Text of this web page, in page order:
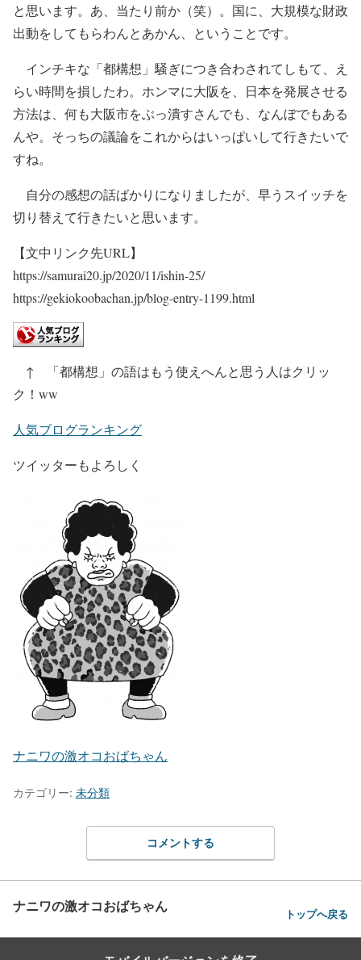
と思います。あ、当たり前か（笑）。国に、大規模な財政
出動をしてもらわんとあかん、ということです。
インチキな「都構想」騒ぎにつき合わされてしもて、え
らい時間を損したわ。ホンマに大阪を、日本を発展させる
方法は、何も大阪市をぶっ潰すさんでも、なんぼでもある
んや。そっちの議論をこれからはいっぱいして行きたいで
すね。
自分の感想の話ばかりになりましたが、早うスイッチを
切り替えて行きたいと思います。
【文中リンク先URL】
https://samurai20.jp/2020/11/ishin-25/
https://gekiokoobachan.jp/blog-entry-1199.html
↑ 「都構想」の語はもう使えへんと思う人はクリッ
ク！ww
人気ブログランキング
ツイッターもよろしく
ナニワの激オコおばちゃん
カテゴリー: 未分類
コメントする
ナニワの激オコおばちゃん トップへ戻る